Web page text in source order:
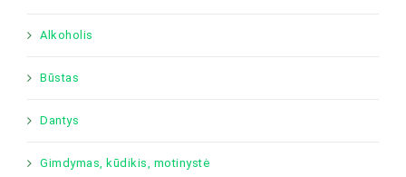
Alkoholis
Būstas
Dantys
Gimdymas, kūdikis, motinystė